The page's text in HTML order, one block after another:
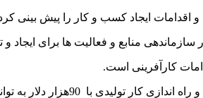
و اقدامات ایجاد کسب و کار را پیش بینی
منابع و فعالیت ها برای ایجاد و
کارآفرینی است.
روشن و انتقال موارد مربوط به همه ذینفعان بستگی دارد.